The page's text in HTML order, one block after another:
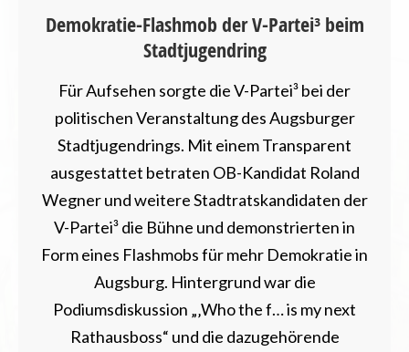
Demokratie-Flashmob der V-Partei³ beim
Stadtjugendring
Für Aufsehen sorgte die V-Partei³ bei der
politischen Veranstaltung des Augsburger
Stadtjugendrings. Mit einem Transparent
ausgestattet betraten OB-Kandidat Roland
Wegner und weitere Stadtratskandidaten der
V-Partei³ die Bühne und demonstrierten in
Form eines Flashmobs für mehr Demokratie in
Augsburg. Hintergrund war die
Podiumsdiskussion „‚Who the f… is my next
Rathausboss“ und die dazugehörende